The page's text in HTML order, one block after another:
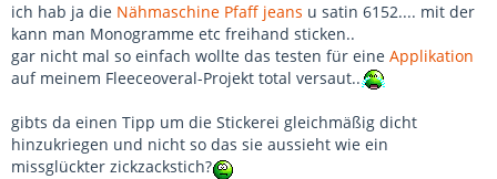
ich hab ja die Nähmaschine Pfaff jeans u satin 6152.... mit der
kann man Monogramme etc freihand sticken..
gar nicht mal so einfach wollte das testen für eine Applikation
auf meinem Fleeceoveral-Projekt total versaut..
gibts da einen Tipp um die Stickerei gleichmäßig dicht
hinzukriegen und nicht so das sie aussieht wie ein
missglückter zickzackstich?